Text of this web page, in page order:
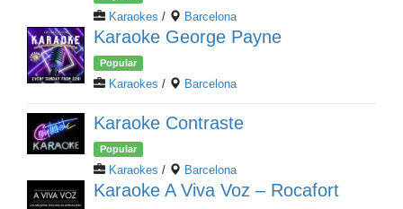
Karaokes / Barcelona
Karaoke George Payne
Popular
Karaokes / Barcelona
Karaoke Contraste
Popular
Karaokes / Barcelona
Karaoke A Viva Voz – Rocafort